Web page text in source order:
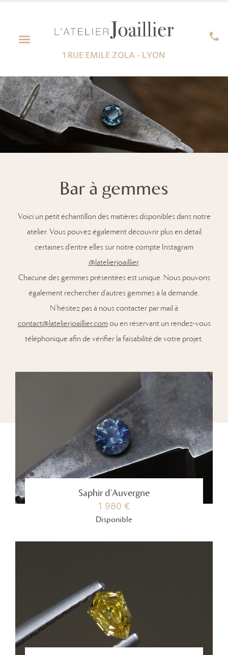
1 RUE EMILE ZOLA - LYON
Créations sur-mesure
Bar à gemmes
Voici un petit échantillon des matières disponibles dans notre
atelier. Vous pouvez également découvrir plus en détail
certaines d’entre elles sur notre compte Instagram
@latelierjoaillier.
Chacune des gemmes présentées est unique. Nous pouvons
également rechercher d’autres gemmes à la demande.
N’hésitez pas à nous contacter par mail à
contact@latelierjoaillier.comou en réservant un rendez-vous
téléphonique afin de vérifier la faisabilité de votre projet.
Saphir d'Auvergne
1 980 €
Disponible